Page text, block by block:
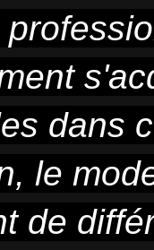
dans
le
de